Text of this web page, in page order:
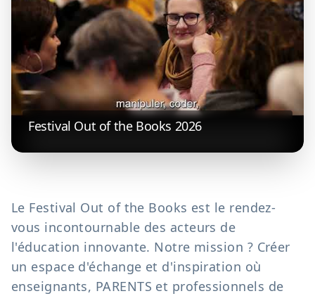
Festival Out of the Books 2026
Le Festival Out of the Books est le rendez-
vous incontournable des acteurs de
l'éducation innovante. Notre mission ? Créer
un espace d'échange et d'inspiration où
enseignants, PARENTS et professionnels de